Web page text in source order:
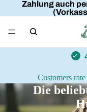
Zahlung auch
Customers
Die